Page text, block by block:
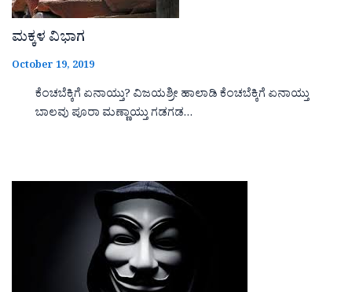
ಮಕ್ಕಳ ವಿಭಾಗ
October 19, 2019
ಕೆಂಚಬೆಕ್ಕಿಗೆ ಏನಾಯ್ತು? ವಿಜಯಶ್ರೀ ಹಾಲಾಡಿ ಕೆಂಚಬೆಕ್ಕಿಗೆ ಏನಾಯ್ತು
ಬಾಲವು ಪೂರಾ ಮಣ್ಣಾಯ್ತು ಗಡಗಡ…